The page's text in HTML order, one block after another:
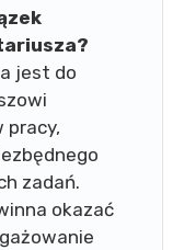
jest do
pracy,
zadań.
okazać